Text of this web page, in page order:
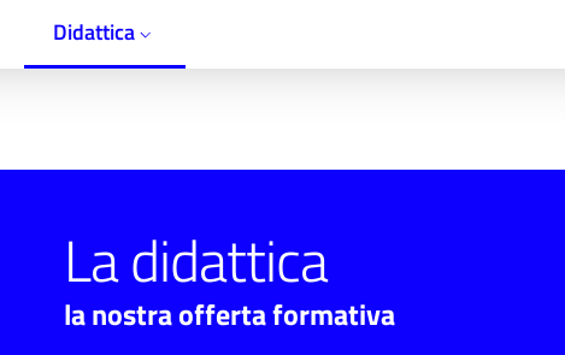
Didattica
La didattica
la nostra offerta formativa